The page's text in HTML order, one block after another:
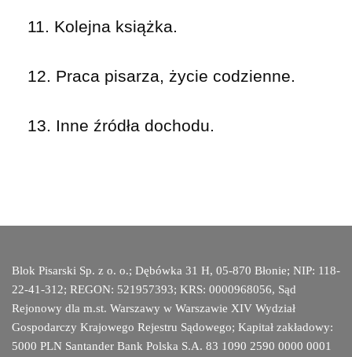
11. Kolejna książka.
12. Praca pisarza, życie codzienne.
13. Inne źródła dochodu.
Blok Pisarski Sp. z o. o.; Dębówka 31 H, 05-870 Błonie; NIP: 118-
22-41-312; REGON: 521957393; KRS: 0000968056, Sąd
Rejonowy dla m.st. Warszawy w Warszawie XIV Wydział
Gospodarczy Krajowego Rejestru Sądowego; Kapitał zakładowy:
5000 PLN Santander Bank Polska S.A. 83 1090 2590 0000 0001